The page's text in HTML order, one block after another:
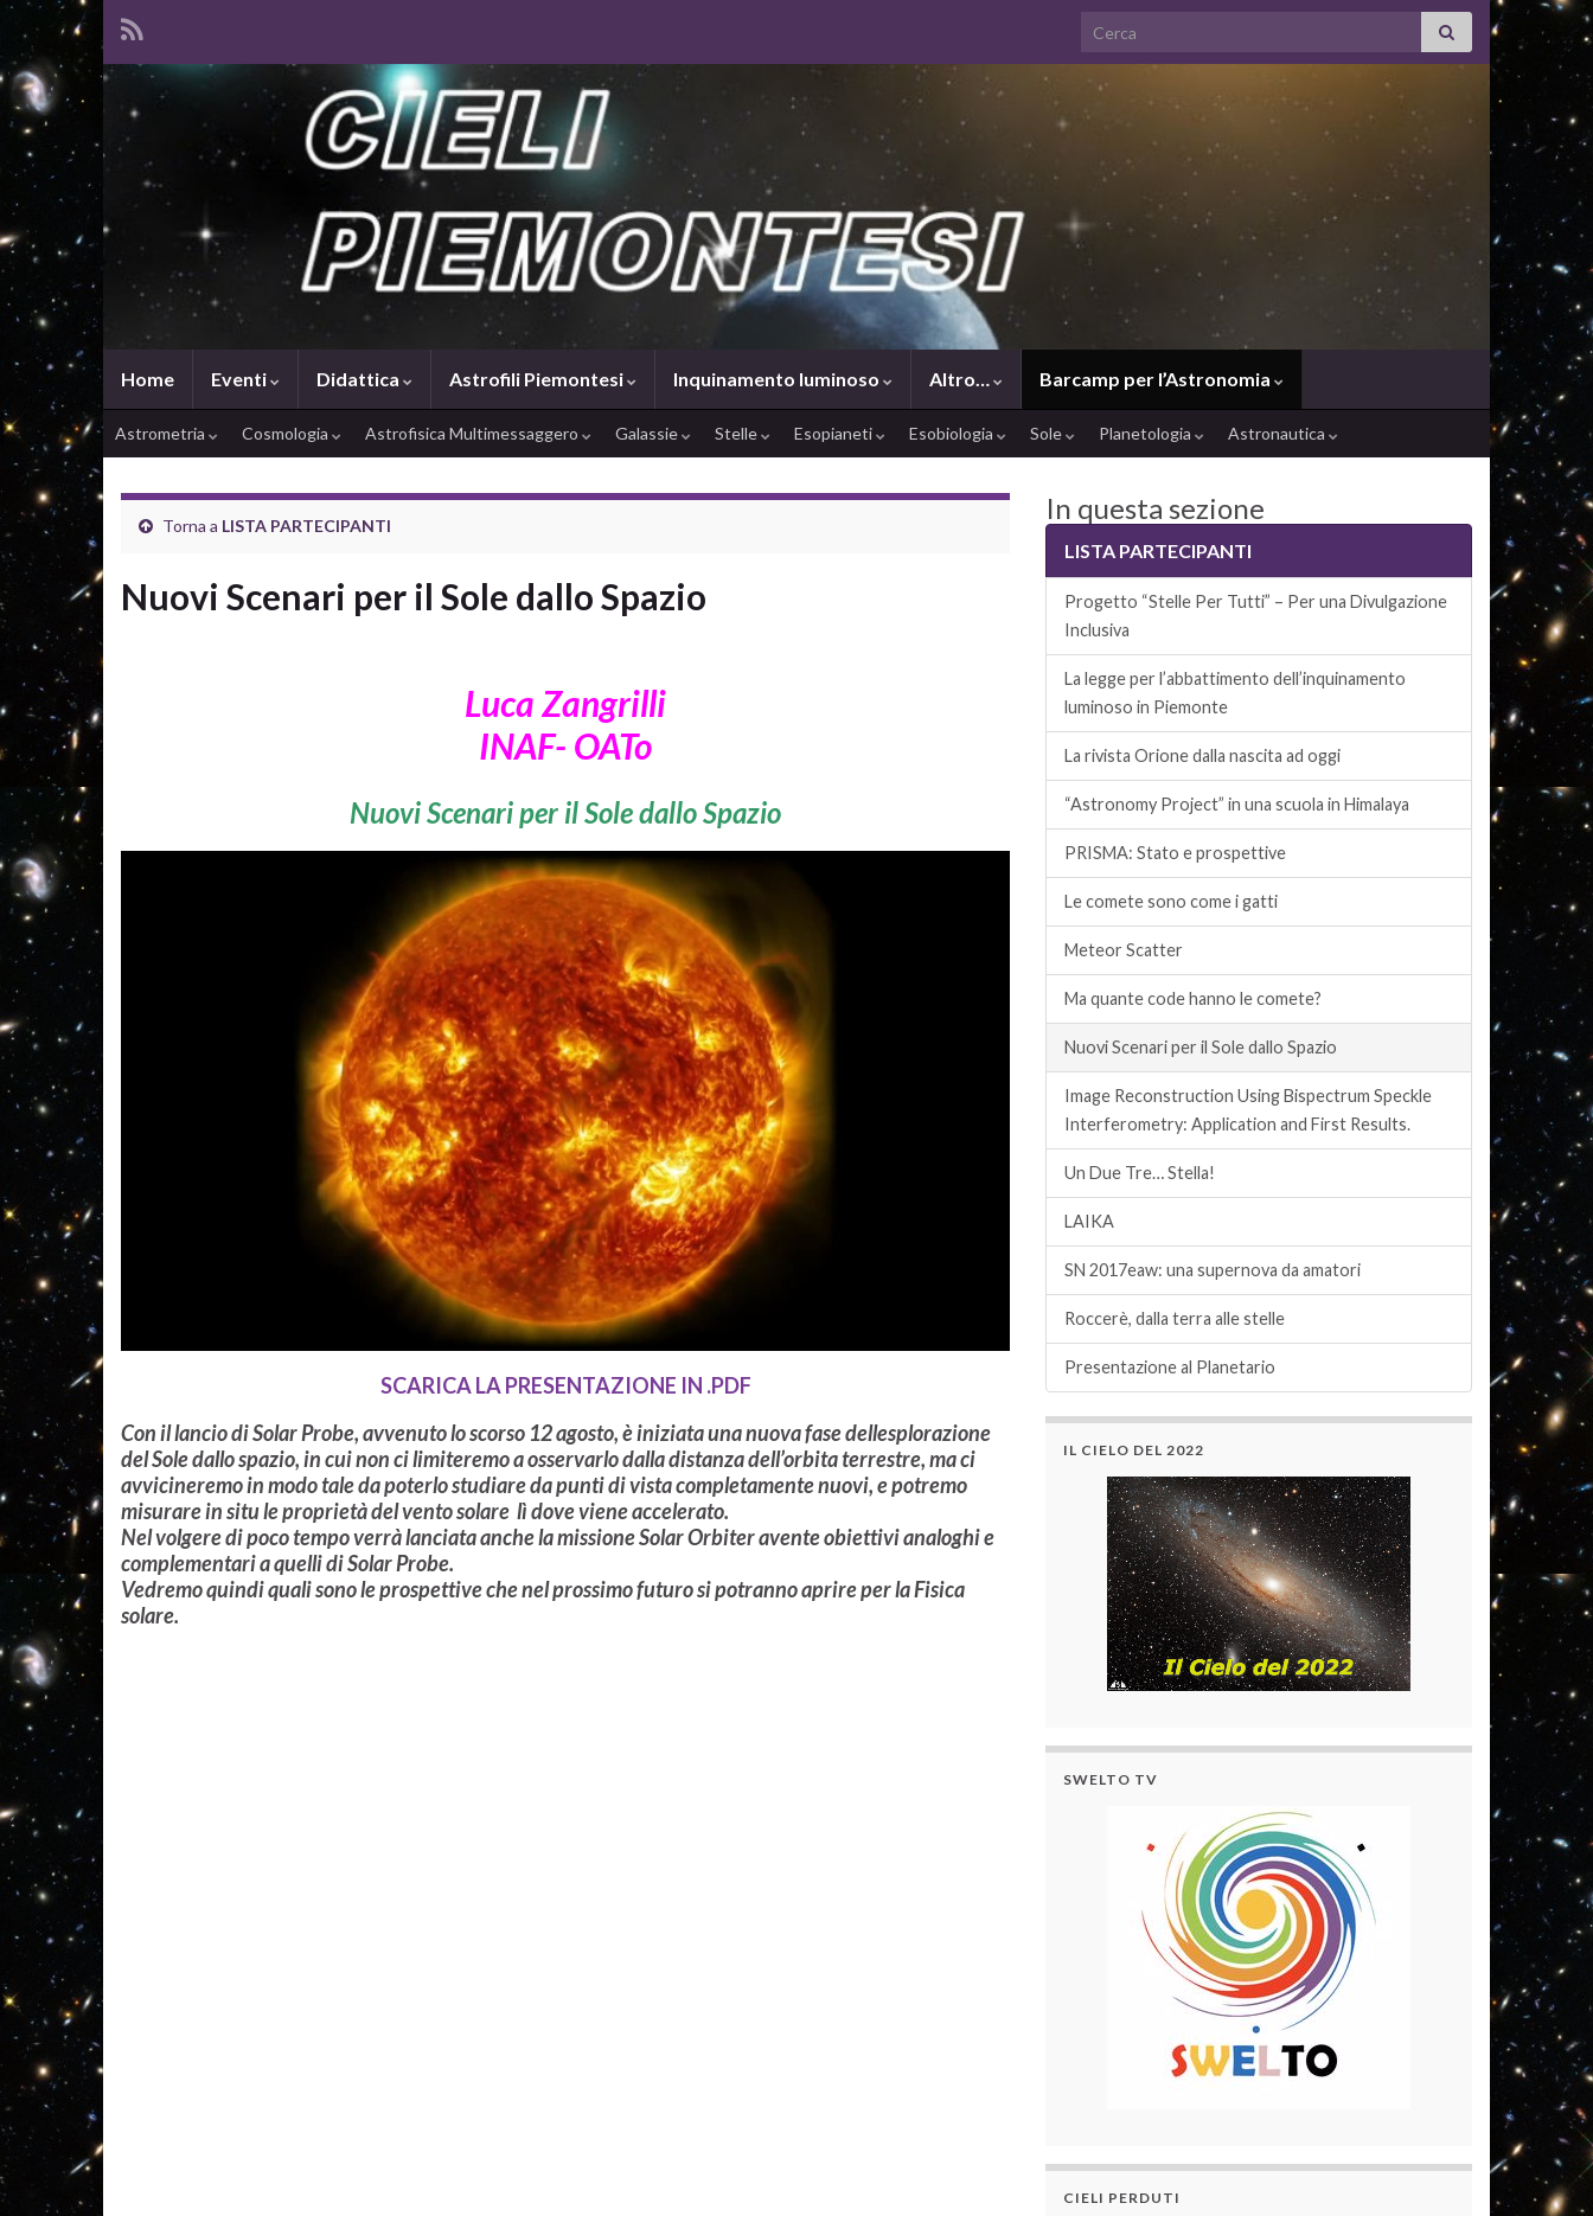
Search for:
Home Eventi Didattica Astrofili Piemontesi Inquinamento luminoso Altro… Barcamp per l’Astronomia
Astrometria Cosmologia Astrofisica Multimessaggero Galassie Stelle Esopianeti Esobiologia Sole Planetologia Astronautica
Torna a LISTA PARTECIPANTI
Nuovi Scenari per il Sole dallo Spazio
Luca Zangrilli
INAF- OATo
Nuovi Scenari per il Sole dallo Spazio
SCARICA LA PRESENTAZIONE IN .PDF
Con il lancio di Solar Probe, avvenuto lo scorso 12 agosto, è iniziata una nuova fase dellesplorazione
del Sole dallo spazio, in cui non ci limiteremo a osservarlo dalla distanza dell’orbita terrestre, ma ci
avvicineremo in modo tale da poterlo studiare da punti di vista completamente nuovi, e potremo
misurare in situ le proprietà del vento solare lì dove viene accelerato.
Nel volgere di poco tempo verrà lanciata anche la missione Solar Orbiter avente obiettivi analoghi e
complementari a quelli di Solar Probe.
Vedremo quindi quali sono le prospettive che nel prossimo futuro si potranno aprire per la Fisica
solare.
In questa sezione
LISTA PARTECIPANTI
Progetto “Stelle Per Tutti” – Per una Divulgazione
Inclusiva
La legge per l’abbattimento dell’inquinamento
luminoso in Piemonte
La rivista Orione dalla nascita ad oggi
“Astronomy Project” in una scuola in Himalaya
PRISMA: Stato e prospettive
Le comete sono come i gatti
Meteor Scatter
Ma quante code hanno le comete?
Nuovi Scenari per il Sole dallo Spazio
Image Reconstruction Using Bispectrum Speckle
Interferometry: Application and First Results.
Un Due Tre… Stella!
LAIKA
SN 2017eaw: una supernova da amatori
Roccerè, dalla terra alle stelle
Presentazione al Planetario
IL CIELO DEL 2022
SWELTO TV
CIELI PERDUTI